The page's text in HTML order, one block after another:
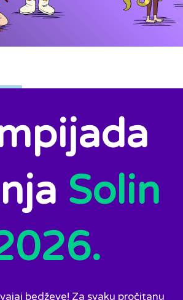
Solin
bedževe! Za svaku pročitanu